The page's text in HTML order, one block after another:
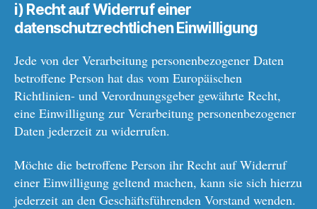
i) Recht auf Widerruf einer
datenschutzrechtlichen Einwilligung
Jede von der Verarbeitung personenbezogener Daten
betroffene Person hat das vom Europäischen
Richtlinien- und Verordnungsgeber gewährte Recht,
eine Einwilligung zur Verarbeitung personenbezogener
Daten jederzeit zu widerrufen.
Möchte die betroffene Person ihr Recht auf Widerruf
einer Einwilligung geltend machen, kann sie sich hierzu
jederzeit an den Geschäftsführenden Vorstand wenden.